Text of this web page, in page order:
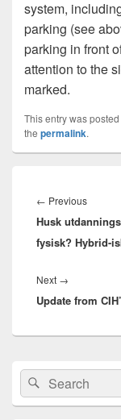
system,
parking (see
parking in front
attention to the
marked.
This entry was posted
the permalink.
← PreviousPrevious
post:
Husk
fysisk? Hybrid-
Next →
post:
Update from
Primary
Sidebar
Widget
Area
Search
for:
Search